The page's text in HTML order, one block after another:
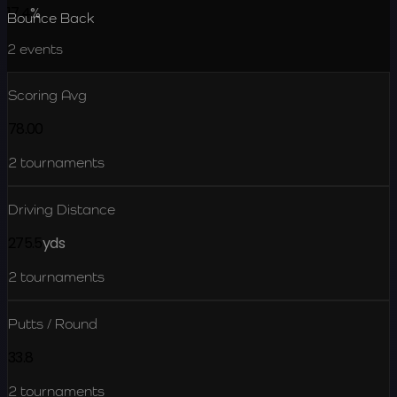
17.4%
Bounce Back
2 events
Scoring Avg
2 tournaments
Driving Distance
yds
2 tournaments
Putts / Round
2 tournaments